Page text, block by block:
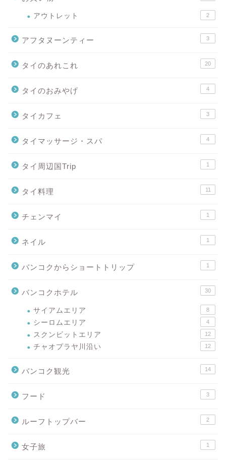
アウトレット 2
アフタヌーンティー 3
タイのあれこれ 20
タイのおみやげ 4
タイカフェ 3
タイマッサージ・スパ 4
タイ周辺国Trip 1
タイ料理 11
チェンマイ 1
ネイル 1
バンコクからショートトリップ 1
バンコクホテル 30
サイアムエリア 8
シーロムエリア 4
スクンビットエリア 12
チャオプラヤ川沿い 12
バンコク観光 14
フード 3
ルーフトップバー 2
女子旅 1